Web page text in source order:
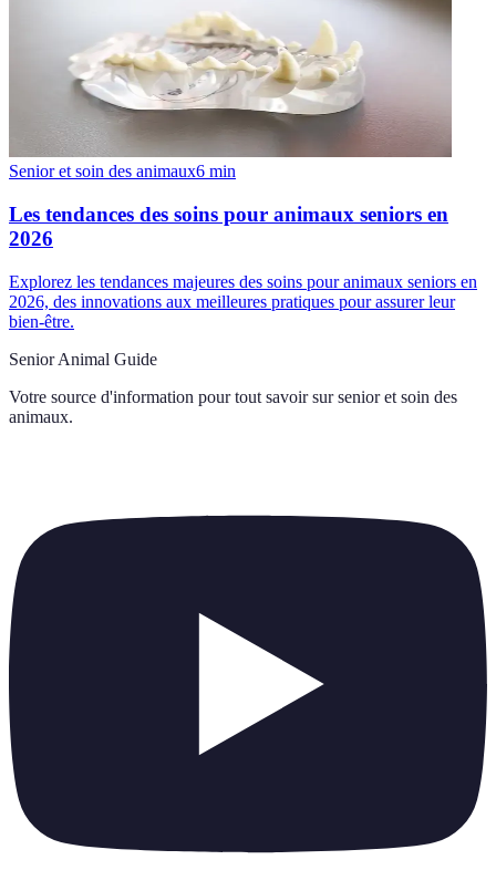
Senior et soin des animaux6 min
Les tendances des soins pour animaux seniors en
2026
Explorez les tendances majeures des soins pour animaux seniors en
2026, des innovations aux meilleures pratiques pour assurer leur
bien-être.
Senior Animal Guide
Votre source d'information pour tout savoir sur senior et soin des
animaux.